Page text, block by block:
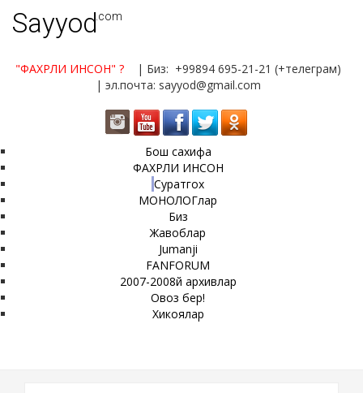
Sayyod.com
"ФАХРЛИ ИНСОН" ?
| Биз: +99894 695-21-21 (+телеграм)
| эл.почта: sayyod@gmail.com
Бош сахифа
ФАХРЛИ ИНСОН
Суратгох
МОНОЛОГлар
Биз
Жавоблар
Jumanji
FANFORUM
2007-2008й архивлар
Овоз бер!
Хикоялар